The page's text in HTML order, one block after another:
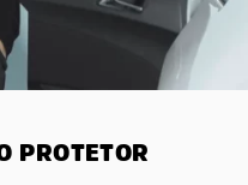
PROTETOR